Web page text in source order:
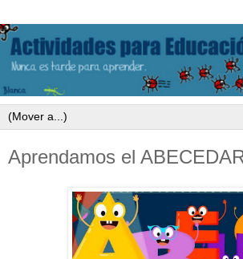
Aprendamos el